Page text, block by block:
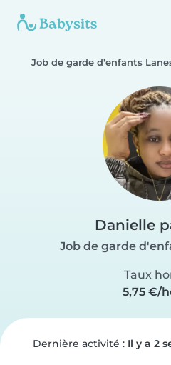
Job de garde d'enfants
Danielle
Job de garde
Taux
5,75 €/
Dernière activité : Il y a 2